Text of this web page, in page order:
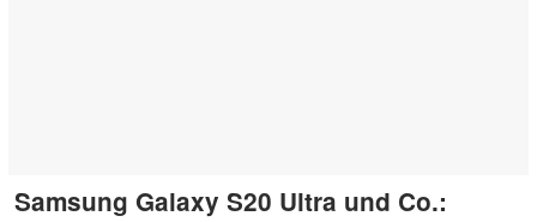
Samsung Galaxy S20 Ultra und Co.: